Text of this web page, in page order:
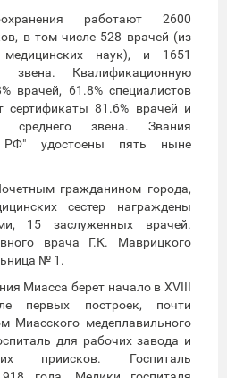
работают 2600
в том числе 528 врачей (из
наук), и 1651
звена. Квалификационную
врачей, 61.8% специалистов
сертификаты 81.6% врачей и
среднего звена. Звания
РФ" удостоены пять ныне
гражданином города,
сестер награждены
15 заслуженных врачей.
врача Г.К. Маврицкого
№ 1.
Миасса берет начало в XVIII
первых построек, почти
Миасского медеплавильного
для рабочих завода и
приисков. Госпиталь